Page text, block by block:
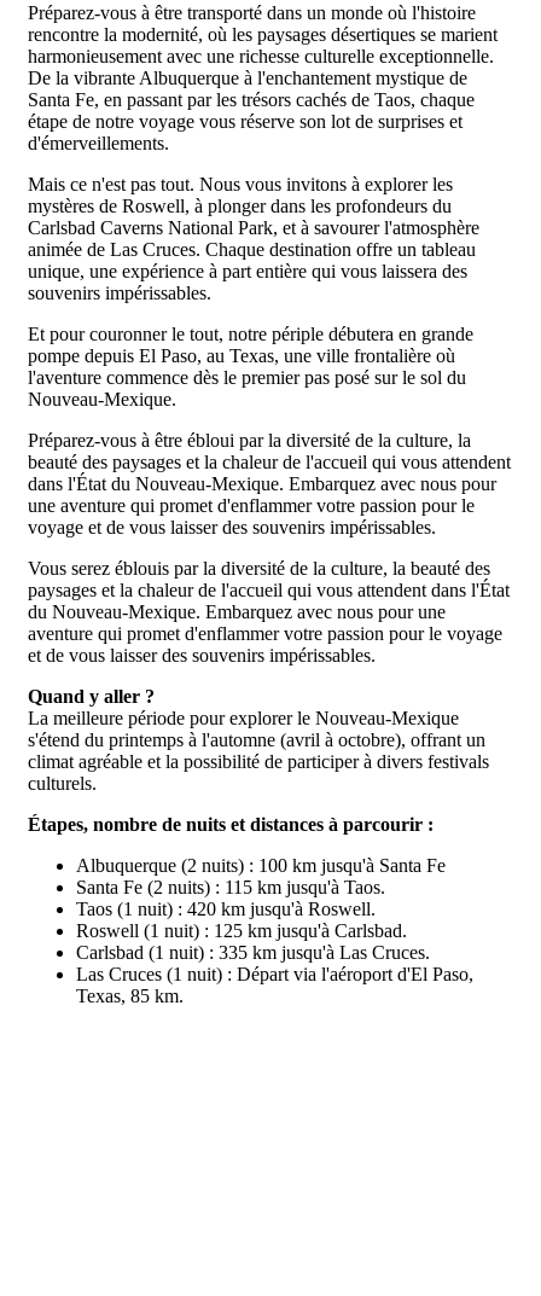
Préparez-vous à être transporté dans un monde où l'histoire
rencontre la modernité, où les paysages désertiques se marient
harmonieusement avec une richesse culturelle exceptionnelle.
De la vibrante Albuquerque à l'enchantement mystique de
Santa Fe, en passant par les trésors cachés de Taos, chaque
étape de notre voyage vous réserve son lot de surprises et
d'émerveillements.
Mais ce n'est pas tout. Nous vous invitons à explorer les
mystères de Roswell, à plonger dans les profondeurs du
Carlsbad Caverns National Park, et à savourer l'atmosphère
animée de Las Cruces. Chaque destination offre un tableau
unique, une expérience à part entière qui vous laissera des
souvenirs impérissables.
Et pour couronner le tout, notre périple débutera en grande
pompe depuis El Paso, au Texas, une ville frontalière où
l'aventure commence dès le premier pas posé sur le sol du
Nouveau-Mexique.
Préparez-vous à être ébloui par la diversité de la culture, la
beauté des paysages et la chaleur de l'accueil qui vous attendent
dans l'État du Nouveau-Mexique. Embarquez avec nous pour
une aventure qui promet d'enflammer votre passion pour le
voyage et de vous laisser des souvenirs impérissables.
Vous serez éblouis par la diversité de la culture, la beauté des
paysages et la chaleur de l'accueil qui vous attendent dans l'État
du Nouveau-Mexique. Embarquez avec nous pour une
aventure qui promet d'enflammer votre passion pour le voyage
et de vous laisser des souvenirs impérissables.
Quand y aller ?
La meilleure période pour explorer le Nouveau-Mexique
s'étend du printemps à l'automne (avril à octobre), offrant un
climat agréable et la possibilité de participer à divers festivals
culturels.
Étapes, nombre de nuits et distances à parcourir :
Albuquerque (2 nuits) : 100 km jusqu'à Santa Fe
Santa Fe (2 nuits) : 115 km jusqu'à Taos.
Taos (1 nuit) : 420 km jusqu'à Roswell.
Roswell (1 nuit) : 125 km jusqu'à Carlsbad.
Carlsbad (1 nuit) : 335 km jusqu'à Las Cruces.
Las Cruces (1 nuit) : Départ via l'aéroport d'El Paso,
Texas, 85 km.